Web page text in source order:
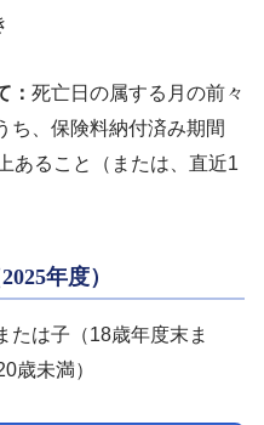
： 死亡日の属する月の前々
ち、保険料納付済み期間
あること（または、直近1
年度）
たは子（18歳年度末ま
歳未満）